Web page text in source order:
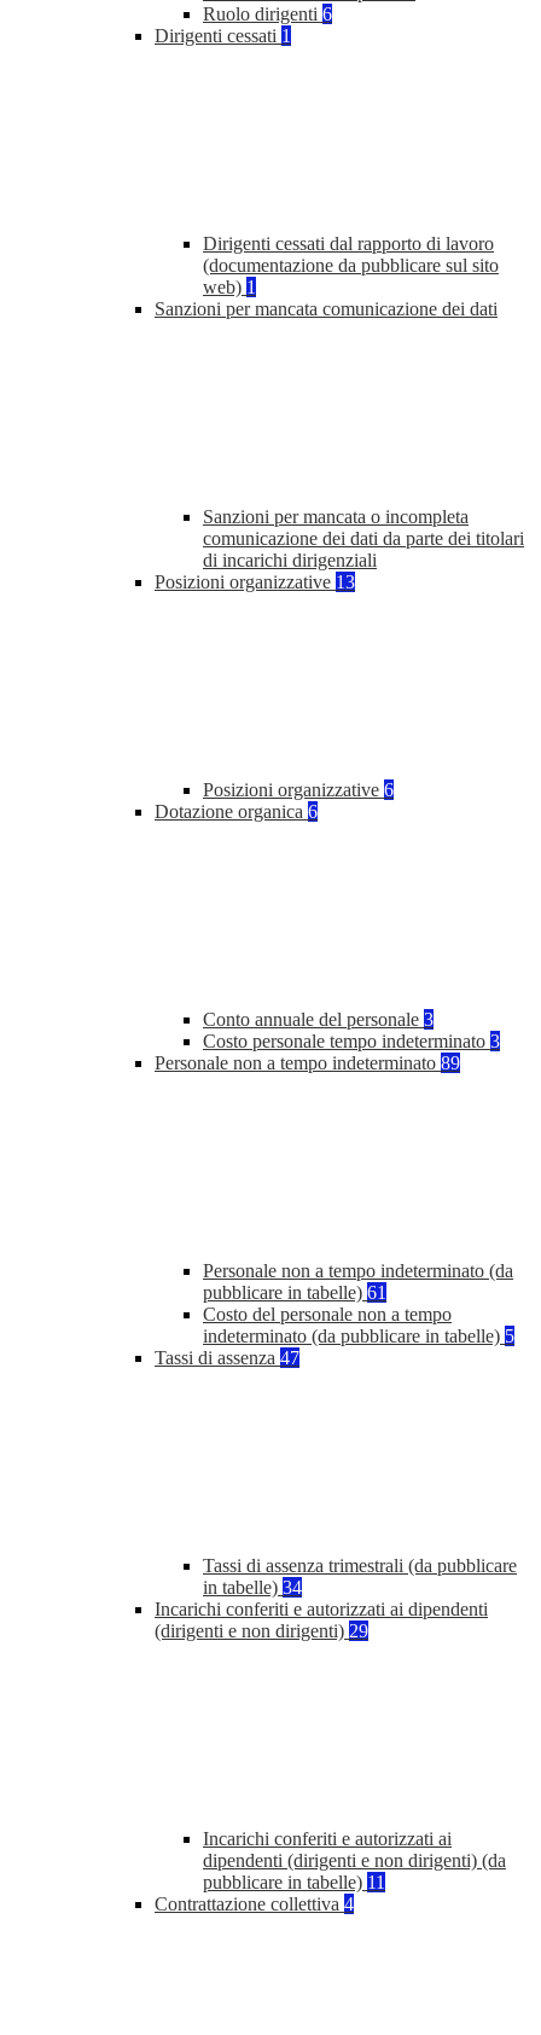
Ruolo dirigenti 6
Dirigenti cessati 1
Dirigenti cessati dal rapporto di lavoro
(documentazione da pubblicare sul sito
web) 1
Sanzioni per mancata comunicazione dei dati
Sanzioni per mancata o incompleta
comunicazione dei dati da parte dei titolari
di incarichi dirigenziali
Posizioni organizzative 13
Posizioni organizzative 6
Dotazione organica 6
Conto annuale del personale 3
Costo personale tempo indeterminato 3
Personale non a tempo indeterminato 89
Personale non a tempo indeterminato (da
pubblicare in tabelle) 61
Costo del personale non a tempo
indeterminato (da pubblicare in tabelle) 5
Tassi di assenza 47
Tassi di assenza trimestrali (da pubblicare
in tabelle) 34
Incarichi conferiti e autorizzati ai dipendenti
(dirigenti e non dirigenti) 29
Incarichi conferiti e autorizzati ai
dipendenti (dirigenti e non dirigenti) (da
pubblicare in tabelle) 11
Contrattazione collettiva 4